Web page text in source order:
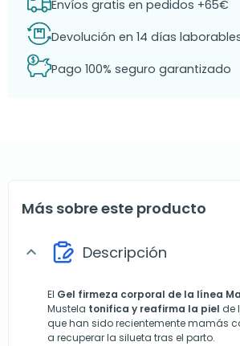
Envíos gratis en pedidos +65€
Devolución en 14 días
Pago 100% seguro garantizado
Más sobre este producto
expand_more Descripción
El Gel firmeza corporal de la línea
Mustela tonifica y reafirma la piel de
que han sido recientemente mamás
a recuperar la silueta tras el parto.